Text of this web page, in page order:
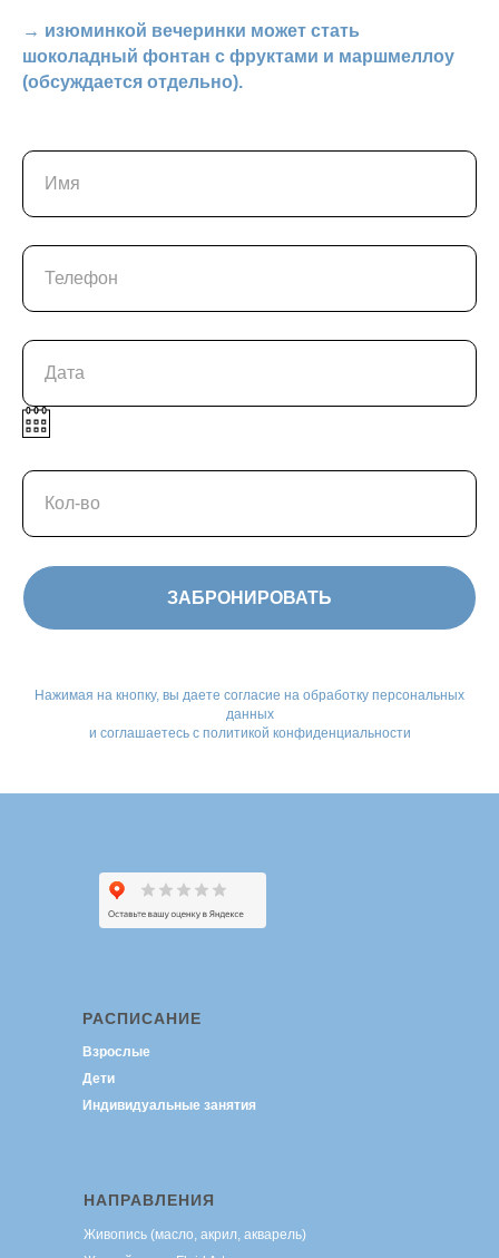
→ изюминкой вечеринки может стать
шоколадный фонтан с фруктами и маршмеллоу
(обсуждается отдельно).
Имя
Телефон
Дата
Кол-во
ЗАБРОНИРОВАТЬ
Нажимая на кнопку, вы даете согласие на обработку персональных
данных
и соглашаетесь c политикой конфиденциальности
РАСПИСАНИЕ
НАПРАВЛЕНИЯ
Живопись (масло, акрил, акварель)
Взрослые
Дети
Индивидуальные занятия